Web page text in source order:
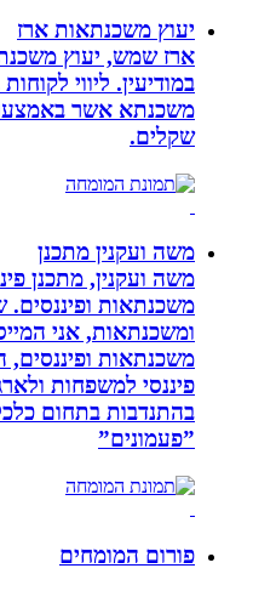
יעוץ משכנתאות ארז
ארז שמש, יעוץ
במודיעין. ליווי
משכנתא אשר
שקלים.
משה ועקנין מתכנן
משה ועקנין, מתכנן
משכנתאות ופיננסים.
ומשכנתאות, אני
משכנתאות ופיננסים,
פיננסי למשפחות
בהתנדבות בתחום
”פעמונים”
פורום המומחים